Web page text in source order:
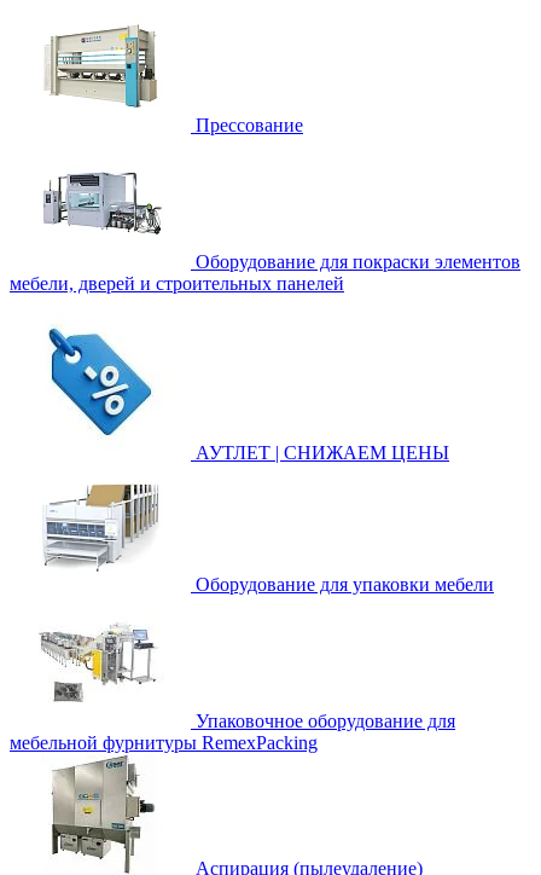
Прессование
Оборудование для покраски элементов
мебели, дверей и строительных панелей
АУТЛЕТ | СНИЖАЕМ ЦЕНЫ
Оборудование для упаковки мебели
Упаковочное оборудование для
мебельной фурнитуры RemexPacking
Аспирация (пылеудаление)